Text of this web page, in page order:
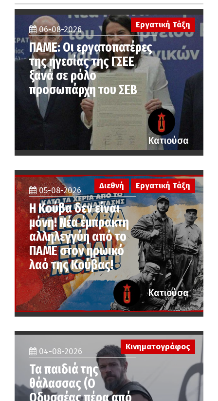
Εργατική Τάξη
06-08-2026
ΠΑΜΕ: Οι εργατοπατέρες
της ηγεσίας της ΓΣΕΕ
ξανά σε ρόλο
προσωπάρχη του ΣΕΒ
Κατιούσα
05-08-2026
Η Κούβα δεν είναι
μόνη! Νέα έμπρακτη
αλληλεγγύη από το
ΠΑΜΕ στον ηρωικό
λαό της Κούβας!
Διεθνή Εργατική Τάξη
Κατιούσα
04-08-2026
Τα παιδιά της
θάλασσας (Ο
Οδυσσέας πέρα από
Κινηματογράφος